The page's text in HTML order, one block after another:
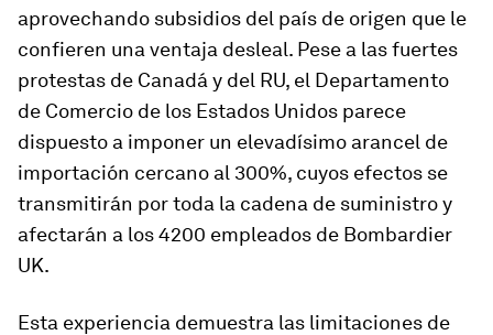
aprovechando subsidios del país de origen que le
confieren una ventaja desleal. Pese a las fuertes
protestas de Canadá y del RU, el Departamento
de Comercio de los Estados Unidos parece
dispuesto a imponer un elevadísimo arancel de
importación cercano al 300%, cuyos efectos se
transmitirán por toda la cadena de suministro y
afectarán a los 4200 empleados de Bombardier
UK.
Esta experiencia demuestra las limitaciones de